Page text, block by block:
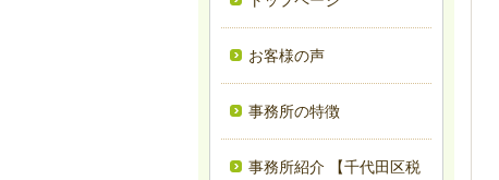
お客様の声
事務所の特徴
事務所紹介 【千代田区税